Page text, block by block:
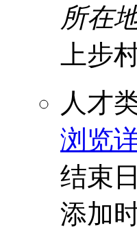
所在
上步
人才
浏览
结束
添加